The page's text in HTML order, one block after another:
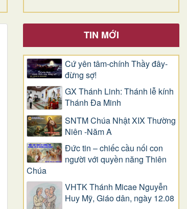
TIN MỚI
Cứ yên tâm-chính Thầy đây-
đừng sợ!
GX Thánh Linh: Thánh lễ kính
Thánh Đa Minh
SNTM Chúa Nhật XIX Thường
Niên -Năm A
Đức tin – chiếc cầu nối con
người với quyền năng Thiên
Chúa
VHTK Thánh Micae Nguyễn
Huy Mỹ, Giáo dân, ngày 12.08